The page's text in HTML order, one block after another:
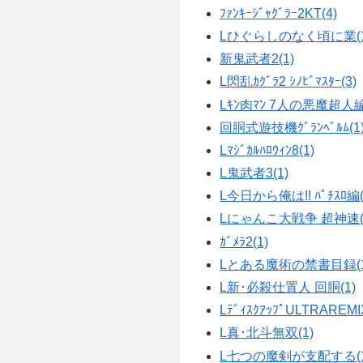
ﾌｧﾝｷｰｼﾞｬｸﾞﾗｰ2KT(4)
Lひぐらしのなく頃に業
新鬼武者2(1)
L閃乱ｶｸﾞﾗ2 ｼﾉﾋﾞﾏｽﾀｰ(3)
Lｷﾝ肉ﾏﾝ 7人の悪魔超人
回胴式遊技機ｸﾞﾗﾝﾍﾞﾙﾑ
Lﾏｼﾞｶﾙﾊﾛｳｨﾝ8(1)
L鬼武者3(1)
L今日から俺は!! ﾊﾟﾁｽﾛ編
Lにゃんこ大戦争 超神速
ｶﾞﾒﾗ2(1)
Lとある魔術の禁書目録
L新･必殺仕置人 回胴(1)
Lﾃﾞｨｽｸｱｯﾌﾟ
L真･北斗無双(1)
L七つの魔剣が支配する